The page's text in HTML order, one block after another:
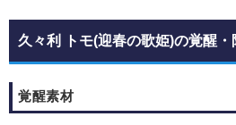
久々利 トモ(迎春の歌姫)の覚醒
覚醒素材